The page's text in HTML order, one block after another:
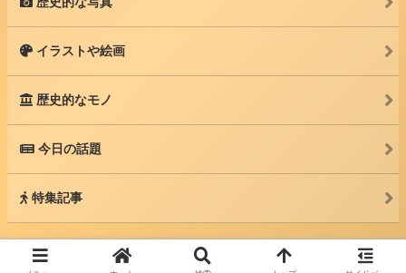
イラストや絵画
歴史的なモノ
今日の話題
特集記事
© 2025 カルソク -世界中の話題を紹介するブログ-.